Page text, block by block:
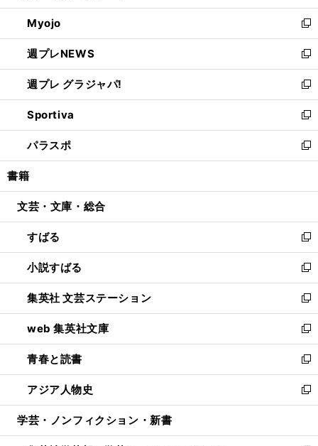
開
く
ウ
で
開
く
ン
ド
ウ
で
開
く
ウ
ィ
ン
ド
ウ
で
開
く
Myojo
新
し
い
ウ
ィ
ン
ド
ウ
で
開
週プレNEWS
新
し
い
ウ
ィ
ン
ド
ウ
開
週プレ グラジャパ!
新
し
い
ウ
ィ
ン
ウ
開
く
Sportiva
新
し
い
ウ
ン
ウ
で
開
く
パラスポ
新
し
ウ
ン
ド
ウ
で
開
く
書籍
文芸・文庫・総合
すばる
新
し
い
ウ
ィ
ン
ド
ウ
で
開
く
小説すばる
新
し
い
ウ
ィ
ン
ド
ウ
で
開
集英社 文芸ステーション
新
し
い
ウ
ィ
ン
ド
ウ
開
web 集英社文庫
新
し
い
ウ
ィ
ン
ウ
青春と読書
新
し
い
ウ
ン
アジア人物史
新
し
ウ
学芸・ノンフィクション・新書